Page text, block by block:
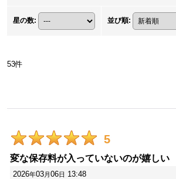
星の数: 並び順:
53件
5
変な保存料が入っていないのが嬉しい
2026年03月06日 13:48